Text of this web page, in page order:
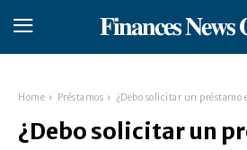
𝐅𝐢𝐧𝐚𝐧𝐜𝐞𝐬 𝐍𝐞𝐰𝐬
Home Préstamos ¿Debo solicitar un préstamo
¿Debo solicitar un